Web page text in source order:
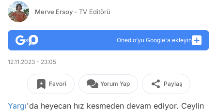
Merve Ersoy - TV Editörü
Onedio’yu Google'a ekleyin
12.11.2023 - 23:05
Favori Yorum Yap Paylaş
Yargı'da heyecan hız kesmeden devam ediyor. Ceylin